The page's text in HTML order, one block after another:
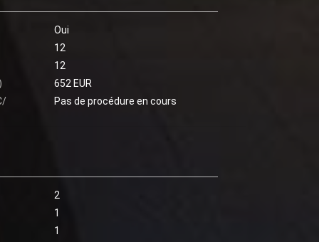
Oui
12
12
652 EUR
Pas de procédure en cours
2
1
1